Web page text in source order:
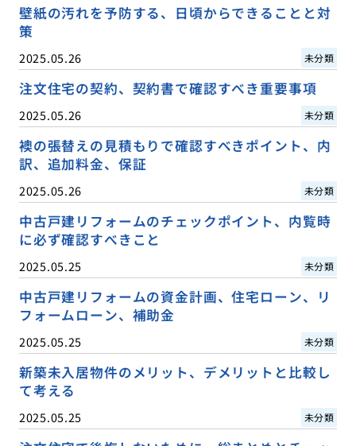
壁紙の汚れを予防する、日頃からできることと対
策
2025.05.26 未分類
注文住宅の契約、契約書で確認すべき重要事項
2025.05.26 未分類
襖の張替えの見積もりで確認すべきポイント、内
訳、追加料金、保証
2025.05.26 未分類
中古戸建リフォームのチェックポイント、内覧時
に必ず確認すべきこと
2025.05.25 未分類
中古戸建リフォームの資金計画、住宅ローン、リ
フォームローン、補助金
2025.05.25 未分類
新築未入居物件のメリット、デメリットと比較し
て考える
2025.05.25 未分類